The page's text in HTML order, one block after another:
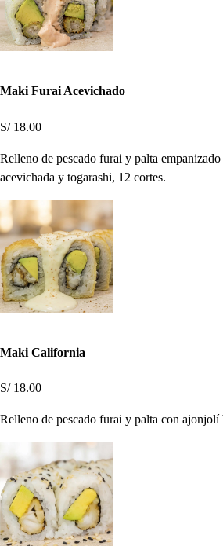
Maki Furai Acevichado
S/ 18.00
Relleno de pescado furai y palta
acevichada y togarashi, 12 cortes.
Maki California
S/ 18.00
Relleno de pescado furai y palta con ajonjolí